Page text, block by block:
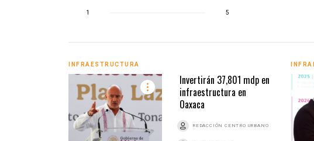
1 5
INFRAESTRUCTURA
Invertirán 37,801 mdp en
infraestructura en
Oaxaca
REDACCIÓN CENTRO URBANO